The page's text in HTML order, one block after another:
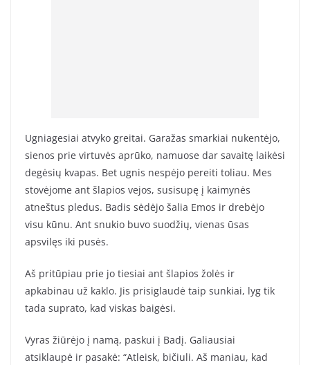
Ugniagesiai atvyko greitai. Garažas smarkiai nukentėjo,
sienos prie virtuvės aprūko, namuose dar savaitę laikėsi
degėsių kvapas. Bet ugnis nespėjo pereiti toliau. Mes
stovėjome ant šlapios vejos, susisupę į kaimynės
atneštus pledus. Badis sėdėjo šalia Emos ir drebėjo
visu kūnu. Ant snukio buvo suodžių, vienas ūsas
apsvilęs iki pusės.
Aš pritūpiau prie jo tiesiai ant šlapios žolės ir
apkabinau už kaklo. Jis prisiglaudė taip sunkiai, lyg tik
tada suprato, kad viskas baigėsi.
Vyras žiūrėjo į namą, paskui į Badį. Galiausiai
atsiklaupė ir pasakė: “Atleisk, bičiuli. Aš maniau, kad